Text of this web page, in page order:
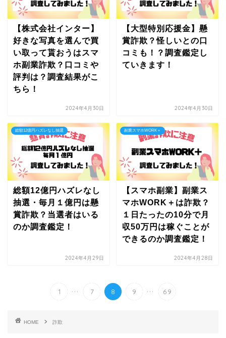
【株式会社インター】
好きな写真を選んで買
い取って貰おうはスマ
ホ副業詐欺？口コミや
評判は？調査結果がこ
ちら！
2024年4月30日
【大型特別応援金】懸
賞詐欺？怪しいとの口
コミも！？調査鑑定し
ていきます！
2024年4月30日
総額12億円ハズレなし抽選
総額12億円ハズレなし
抽選・毎月１億円は懸
賞詐欺？当選者はいる
のか調査鑑定！
2024年4月29日
副業スマホWORK＋
【スマホ副業】副業ス
マホWORK＋は詐欺？
１日たったの10分で月
収50万円は稼ぐことが
できるのか調査鑑定！
2024年4月28日
1 ... 7 8 9 ... 69
HOME 詐欺